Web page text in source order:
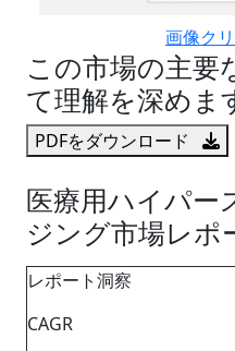
画像ク
この市場の主要
て理解を深めま
PDFをダウンロード
医療用ハイパー
ジング市場レポ
レポート洞察
CAGR